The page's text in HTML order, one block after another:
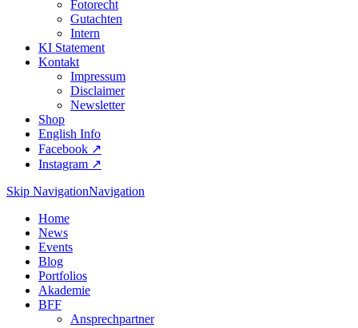
Fotorecht
Gutachten
Intern
KI Statement
Kontakt
Impressum
Disclaimer
Newsletter
Shop
English Info
Facebook ↗︎
Instagram ↗︎
Skip NavigationNavigation
Home
News
Events
Blog
Portfolios
Akademie
BFF
Ansprechpartner